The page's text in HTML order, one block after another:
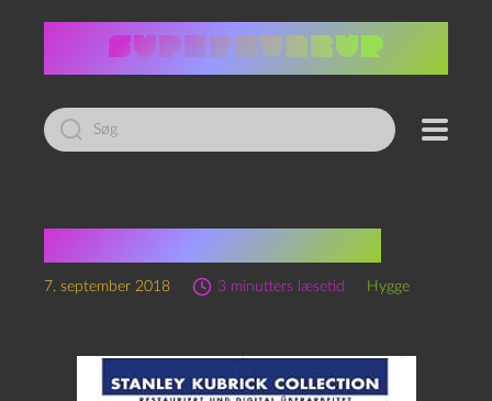
Led
efter:
7. september 2018 3 minutters læsetid Hygge